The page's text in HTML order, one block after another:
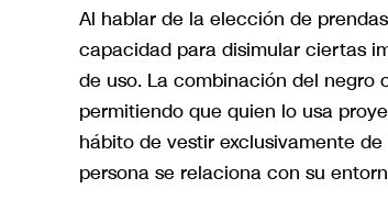
Al hablar de la elección de
capacidad para disimular ciertas
de uso. La combinación del negro
permitiendo que quien lo usa
hábito de vestir exclusivamente
persona se relaciona con su